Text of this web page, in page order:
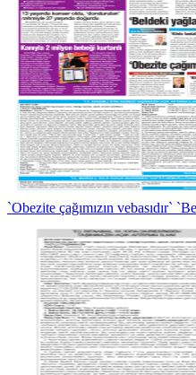
`Obezite çağımızın vebasıdır`